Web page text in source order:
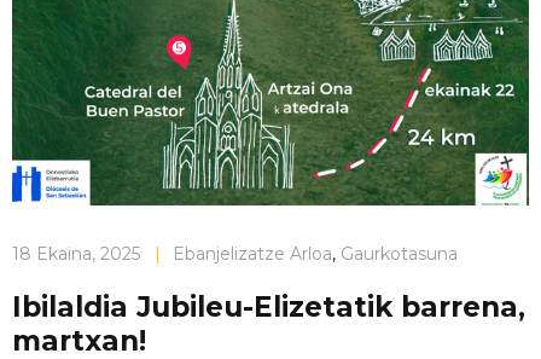
18 Ekaina, 2025 | Ebanjelizatze Arloa, Gaurkotasuna
Ibilaldia Jubileu-Elizetatik barrena,
martxan!